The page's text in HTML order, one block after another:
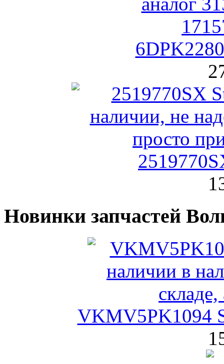
Новинки запчастей
VKMV5PK1094